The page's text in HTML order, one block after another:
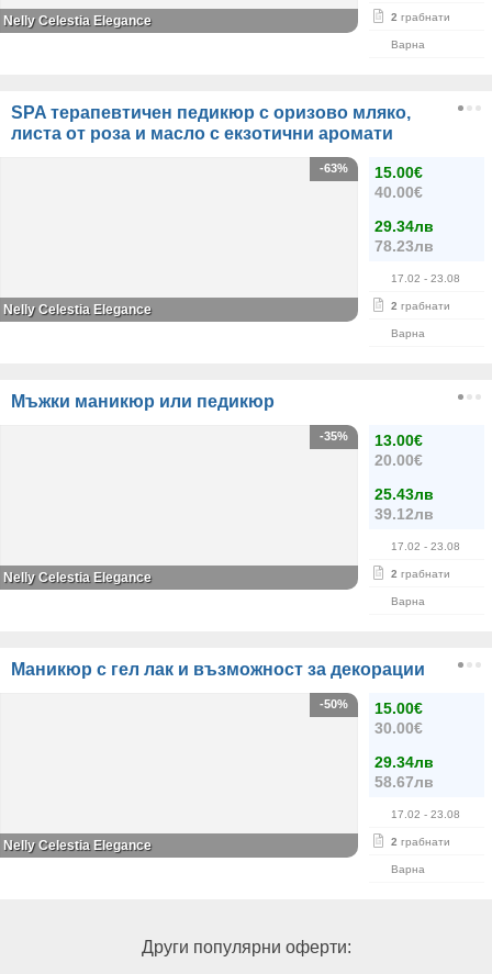
2 грабнати
Варна
Nelly Celestia Elegance
SPA терапевтичен педикюр с оризово мляко,
листа от роза и масло с екзотични аромати
15.00€
40.00€
29.34лв
78.23лв
17.02 - 23.08
2 грабнати
Варна
-63%
Nelly Celestia Elegance
Мъжки маникюр или педикюр
13.00€
20.00€
25.43лв
39.12лв
17.02 - 23.08
2 грабнати
Варна
-35%
Nelly Celestia Elegance
Маникюр с гел лак и възможност за декорации
15.00€
30.00€
29.34лв
58.67лв
17.02 - 23.08
2 грабнати
Варна
-50%
Nelly Celestia Elegance
Други популярни оферти: